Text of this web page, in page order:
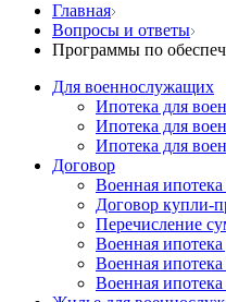
Главная
Вопросы и ответы
Программы по
Для военнослужащих
Ипотека для
Ипотека для
Ипотека для
Договор
Военная
Договор купли-
Перечисление
Военная ипотека
Военная
Военная